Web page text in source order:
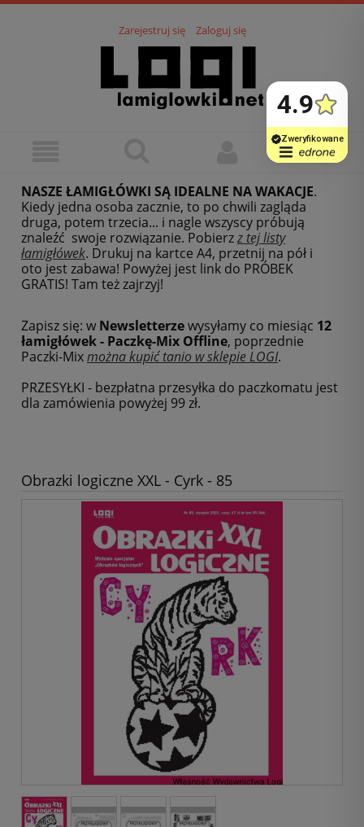
Zarejestruj się Zaloguj się
NASZE ŁAMIGŁÓWKI SĄ IDEALNE NA WAKACJE.
Kiedy jedna osoba zacznie, to po chwili zagląda
druga, potem trzecia... i nagle wszyscy próbują
znaleźć swoje rozwiązanie. Pobierzz tej listy
łamigłówek. Drukuj na kartce A4, przetnij na pół i
oto jest zabawa! Powyżej jest link do PRÓBEK
GRATIS! Tam też zajrzyj!
Zapisz się: w Newsletterzewysyłamy co miesiąc 12
łamigłówek - Paczkę-Mix Offline, poprzednie
Paczki-Mixmożna kupić tanio w sklepie LOGI.
PRZESYŁKI - bezpłatna przesyłka do paczkomatu jest
dla zamówienia powyżej 99 zł.
Obrazki logiczne XXL - Cyrk - 85